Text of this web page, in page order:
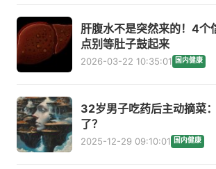
肝腹水不是突然来的！4个
点别等肚子鼓起来
2026-03-22 10:35:01 国内健康
32岁男子吃药后主动摘菜
了？
2025-12-29 09:10:01 国内健康